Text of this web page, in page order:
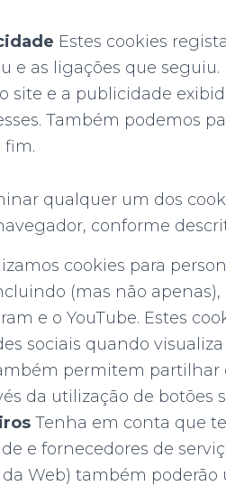
Estes cookies
e as ligações que
site e a publicidade
Também podemos
fim.
qualquer um dos
conforme
cookies para
(mas não apenas),
e o YouTube. Estes
sociais quando
permitem
da utilização de botões
Tenha em conta que
e fornecedores de
Web) também poderão